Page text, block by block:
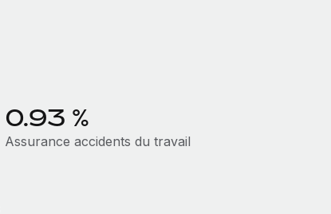
0.93 %
Assurance accidents du travail